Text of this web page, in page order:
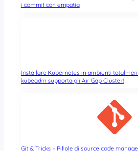
i commit con empatia
Installare Kubernetes in ambienti
kubeadm supporta gli Air Gap Cluster!
Git & Tricks – Pillole di source code